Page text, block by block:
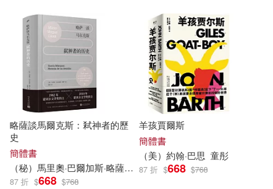
塞謬爾·斯邁爾斯(4)
奧斯汀‧弗利曼(4) 孔軍(4)
守雨 (4) 安德魯‧藍恩(4)
巨人傑(4) 希瑟‧W‧佩緹(4)
幼福編輯部(4)
山東文藝出版社(16)
得利影視(16)
湖南少年兒童出版社(16)
Archiv(15)
Melo Classic(15)
略薩談馬爾克斯：弒神者的歷
史
簡體書
（秘）馬里奧·巴爾加斯·略薩侯健
87 折 $668 $768
羊孩賈爾斯
簡體書
（美）約翰·巴思 童彤
87 折 $668 $768